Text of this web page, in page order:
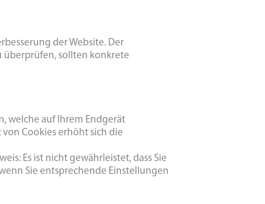
der Website. Der
überprüfen, sollten konkrete
welche auf Ihrem Endgerät
Cookies erhöht sich die
Es ist nicht gewährleistet, dass Sie
Sie entsprechende Einstellungen